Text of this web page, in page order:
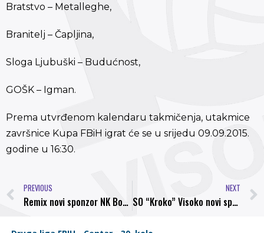
Bratstvo – Metalleghe,
Branitelj – Čapljina,
Sloga Ljubuški – Budućnost,
GOŠK – Igman.
Prema utvrđenom kalendaru takmičenja, utakmice
završnice Kupa FBiH igrat će se u srijedu 09.09.2015.
godine u 16:30.
PREVIOUS
Remix novi sponzor NK Bosna
NEXT
SO “Kroko” Visoko novi sponzor NK Bosna